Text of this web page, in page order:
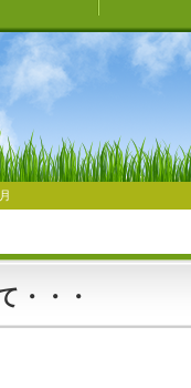
・・・